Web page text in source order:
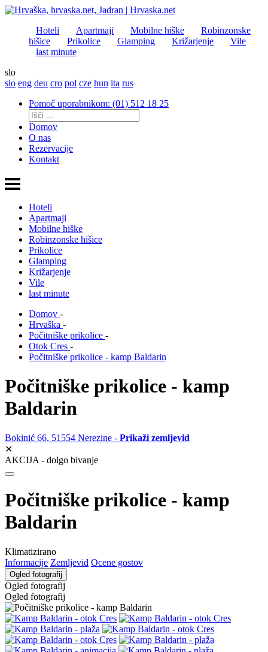
Hoteli Apartmaji Mobilne hiške
Robinzonske
hišice
Prikolice Glamping Križarjenje
Vile
last minute
slo
slo eng deu cro pol cze hun ita rus
Pomoč uporabnikom: (01) 512 18 25
Domov
O nas
Rezervacije
Kontakt
Hoteli
Apartmaji
Mobilne hiške
Robinzonske hišice
Prikolice
Glamping
Križarjenje
Vile
last minute
Domov -
Hrvaška -
Počitniške prikolice -
Otok Cres -
Počitniške prikolice - kamp Baldarin
Počitniške prikolice - kamp
Baldarin
Bokinić 66, 51554 Nerezine - Prikaži zemljevid
✕
AKCIJA - dolgo bivanje
Počitniške prikolice - kamp
Baldarin
Klimatizirano
Informacije Zemljevid Ocene gostov
Ogled fotografij
Ogled fotografij
Ogled fotografij